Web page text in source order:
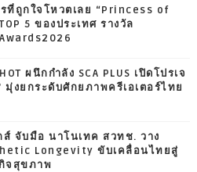
ที่ถูกใจโหวตเลย “Princess of
5 ของประเทศ รางวัล
ผนึกกำลัง SCA PLUS เปิดโปรเจ
มุ่งยกระดับศักยภาพครีเอเตอร์ไทย
ส์ จับมือ นาโนเทค สวทช. วาง
Longevity ขับเคลื่อนไทยสู่
จสุขภาพ